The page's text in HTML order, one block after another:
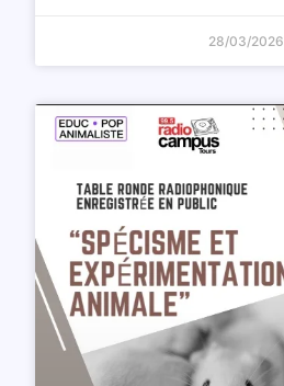
28/03/2026